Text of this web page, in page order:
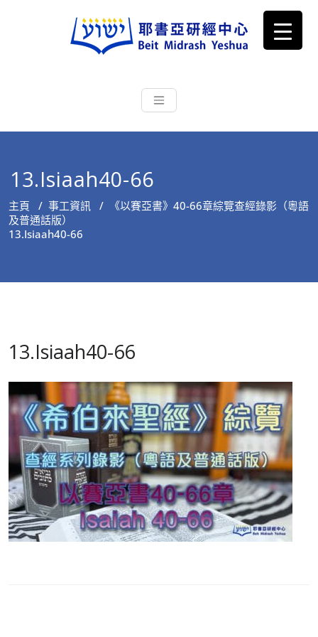
耶書亞研經中心
根源明白聖經，成為更好的門徒
13.Isiaah40-66
主頁 / 事工資訊 /
《以賽亞書》40-66章綜覽查經錄影（粵語
及普通話版）
13.Isiaah40-66
13.Isiaah40-66